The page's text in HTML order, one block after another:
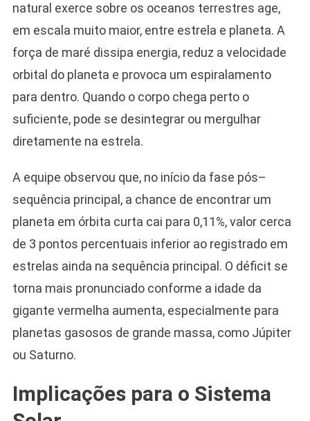
natural exerce sobre os oceanos terrestres age,
em escala muito maior, entre estrela e planeta. A
força de maré dissipa energia, reduz a velocidade
orbital do planeta e provoca um espiralamento
para dentro. Quando o corpo chega perto o
suficiente, pode se desintegrar ou mergulhar
diretamente na estrela.
A equipe observou que, no início da fase pós–
sequência principal, a chance de encontrar um
planeta em órbita curta cai para 0,11%, valor cerca
de 3 pontos percentuais inferior ao registrado em
estrelas ainda na sequência principal. O déficit se
torna mais pronunciado conforme a idade da
gigante vermelha aumenta, especialmente para
planetas gasosos de grande massa, como Júpiter
ou Saturno.
Implicações para o Sistema